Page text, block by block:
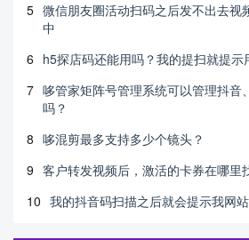
5 微信朋友圈活动扫码之后发不出去视
中
6 h5探店码还能用吗？我的提扫就提示
7 哆管家矩阵号管理系统可以管理抖音
吗？
8 哆混剪最多支持多少个镜头？
9 客户转发视频后，激活的卡券在哪里
10 我的抖音码扫描之后就会提示我网